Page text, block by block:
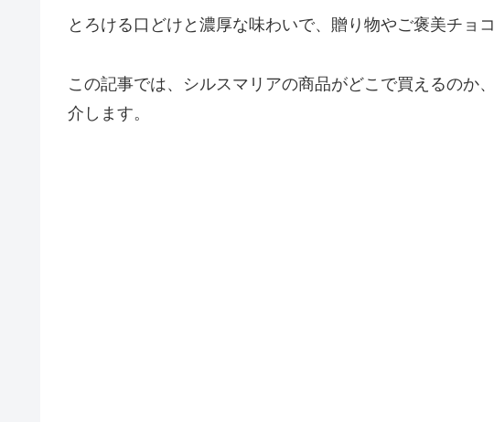
とろける口どけと濃厚な味わいで、贈り物やご褒美チョ
この記事では、シルスマリアの商品がどこで買えるのか
介します。